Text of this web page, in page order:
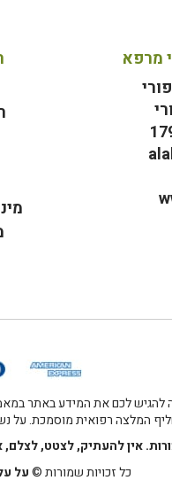
מרפא
לכם את המידע באתר
המלצה רפואית מוסמכת. על
אין להעתיק, לצטט,
כל זכויות שמורות ©על